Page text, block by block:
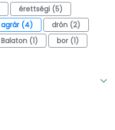
érettségi (5)
agrár (4)
drón (2)
Balaton (1)
bor (1)